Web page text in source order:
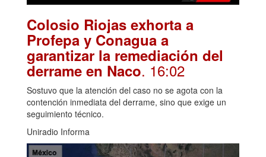
Colosio Riojas exhorta a
Profepa y Conagua a
garantizar la remediación del
derrame en Naco. 16:02
Sostuvo que la atención del caso no se agota con la
contención inmediata del derrame, sino que exige un
seguimiento técnico.
Uniradio Informa